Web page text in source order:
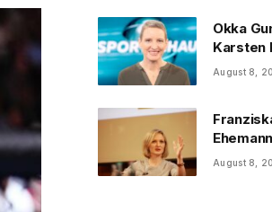
Okka
Karsten
Beruf &
August 8,
Palmer,
August 8,